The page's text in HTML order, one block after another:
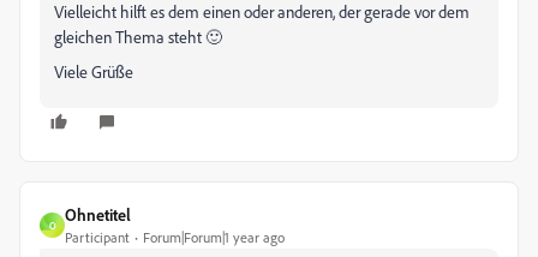
Vielleicht hilft es dem einen oder anderen, der gerade vor dem
gleichen Thema steht 🙂
Viele Grüße
O
Ohnetitel
Participant Forum|Forum|1 year ago